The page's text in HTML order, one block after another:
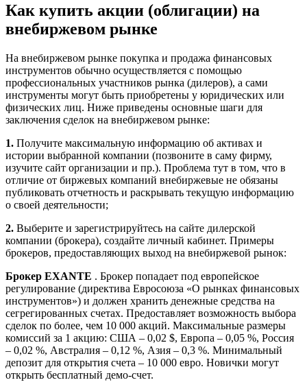
Как купить акции (облигации) на
внебиржевом рынке
На внебиржевом рынке покупка и продажа финансовых
инструментов обычно осуществляется с помощью
профессиональных участников рынка (дилеров), а сами
инструменты могут быть приобретены у юридических или
физических лиц. Ниже приведены основные шаги для
заключения сделок на внебиржевом рынке:
1. Получите максимальную информацию об активах и
истории выбранной компании (позвоните в саму фирму,
изучите сайт организации и пр.). Проблема тут в том, что в
отличие от биржевых компаний внебиржевые не обязаны
публиковать отчетность и раскрывать текущую информацию
о своей деятельности;
2. Выберите и зарегистрируйтесь на сайте дилерской
компании (брокера), создайте личный кабинет. Примеры
брокеров, предоставляющих выход на внебиржевой рынок:
Брокер EXANTE . Брокер попадает под европейское
регулирование (директива Евросоюза «О рынках финансовых
инструментов») и должен хранить денежные средства на
сегрегированных счетах. Предоставляет возможность выбора
сделок по более, чем 10 000 акций. Максимальные размеры
комиссий за 1 акцию: США – 0,02 $, Европа – 0,05 %, Россия
– 0,02 %, Австралия – 0,12 %, Азия – 0,3 %. Минимальный
депозит для открытия счета – 10 000 евро. Новички могут
открыть бесплатный демо-счет.